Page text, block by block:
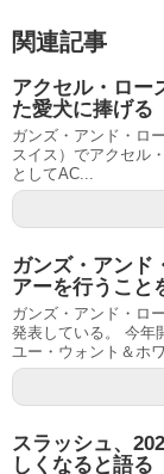
関連記事
アクセル・ロー
た愛犬に捧げる
ガンズ・アンド・ロ
スイス）でアクセル
としてAC...
ガンズ・アンド
アーを行うこと
ガンズ・アンド・ロ
発表している。 今年
ユー・ウォント＆ホ
スラッシュ、
しくなると語る